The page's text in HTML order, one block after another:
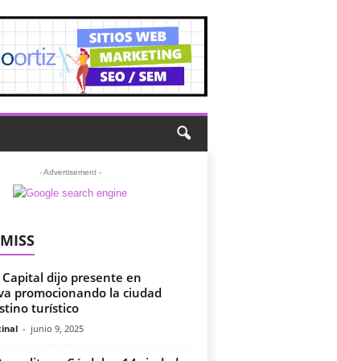
- Advertisement -
Capital dijo presente en
promocionando la ciudad
turístico
- junio 9, 2025